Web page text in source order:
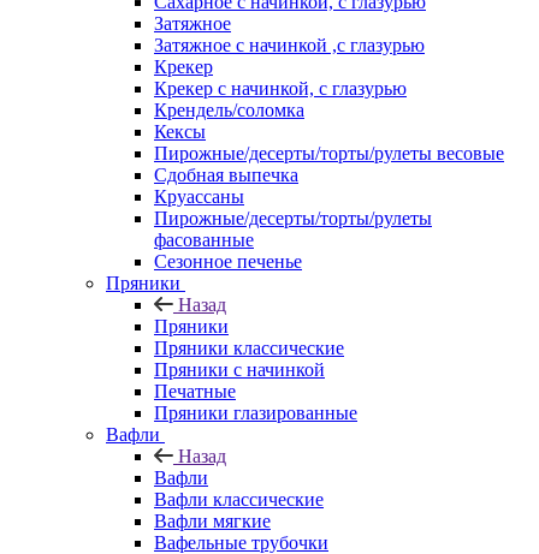
Затяжное
Затяжное с начинкой ,с глазурью
Крекер
Крекер с начинкой, с глазурью
Крендель/соломка
Кексы
Пирожные/десерты/торты/рулеты весовые
Сдобная выпечка
Круассаны
Пирожные/десерты/торты/рулеты
фасованные
Сезонное печенье
Пряники
Назад
Пряники
Пряники классические
Пряники с начинкой
Печатные
Пряники глазированные
Вафли
Назад
Вафли
Вафли классические
Вафли мягкие
Вафельные трубочки